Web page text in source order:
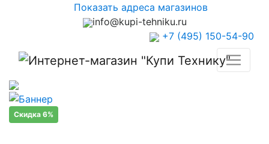
Показать адреса магазинов
info@kupi-tehniku.ru
+7 (495) 150-54-90
Скидка 6%